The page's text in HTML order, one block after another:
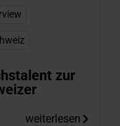
zur
weiterlesen